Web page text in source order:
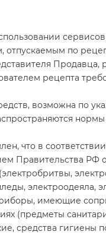
отпускаемым по
рецепта
возможна по
что в
Правительства РФ
электроодеяла,
имеющие
(предметы
средства гигиены